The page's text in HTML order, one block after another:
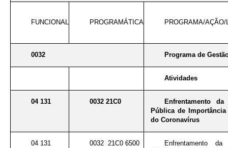
FUNCIONAL PROGRAMÁTICA PROGRAMA/
0032 Programa de
Atividades
04 131 0032 21C0
Enfrentamento
Pública de
do Coronavírus
04 131 0032 21C0 6500
Enfrentamento